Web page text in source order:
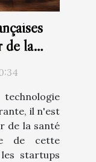
de la
il n'est
de la santé
de cette
startups